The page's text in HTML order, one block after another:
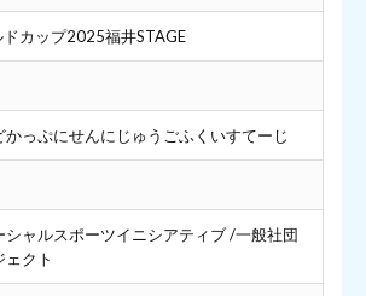
カップ2025福井STAGE
っぷにせんにじゅうごふくいすてーじ
シャルスポーツイニシアティブ /一般社団
クト